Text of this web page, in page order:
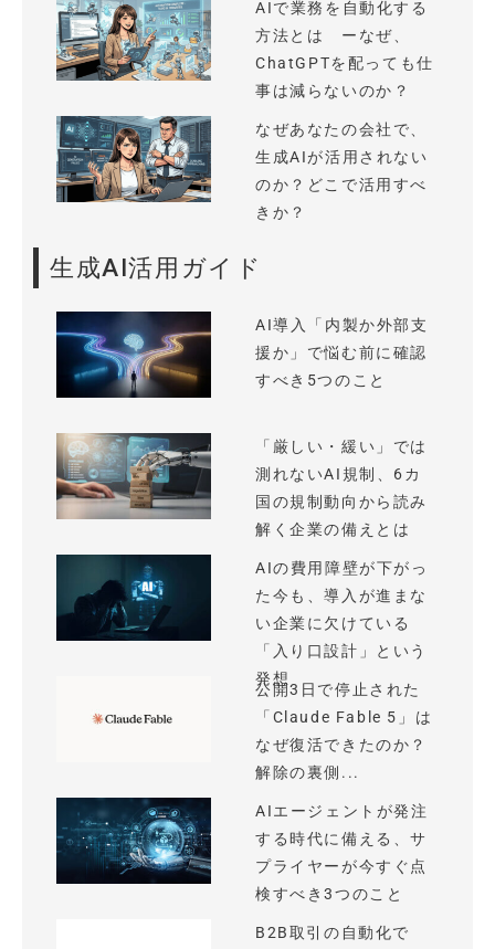
AIで業務を自動化する
方法とは ーなぜ、
ChatGPTを配っても仕
事は減らないのか？
なぜあなたの会社で、
生成AIが活用されない
のか？どこで活用すべ
きか？
生成AI活用ガイド
AI導入「内製か外部支
援か」で悩む前に確認
すべき5つのこと
「厳しい・緩い」では
測れないAI規制、6カ
国の規制動向から読み
解く企業の備えとは
AIの費用障壁が下がっ
た今も、導入が進まな
い企業に欠けている
「入り口設計」という
発想
公開3日で停止された
「Claude Fable 5」は
なぜ復活できたのか？
解除の裏側...
AIエージェントが発注
する時代に備える、サ
プライヤーが今すぐ点
検すべき3つのこと
B2B取引の自動化で